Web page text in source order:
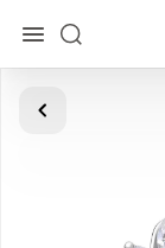
Главная